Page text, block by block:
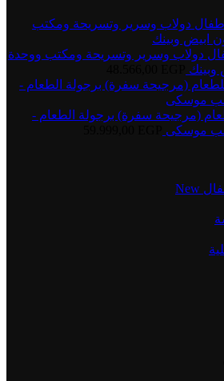
دولاب وسرير وتسريحة ومكتب ووحدة
وبينك
(مرجيحة سفرة) برجولة الطعام -
New